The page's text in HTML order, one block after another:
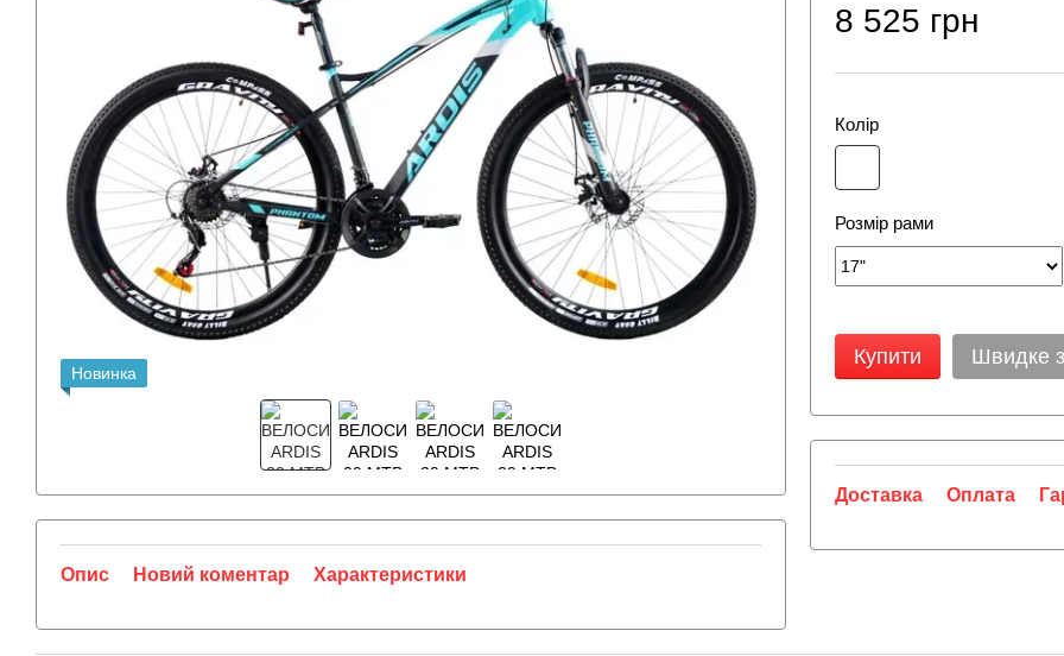
Новинка
Опис Новий коментар Характеристики
8 525 грн
Колір
Розмір рами
Купити Швидке
Доставка Оплата